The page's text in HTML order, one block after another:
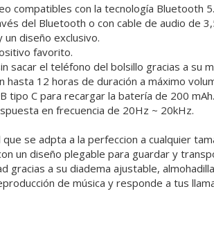
compatibles con la tecnología Bluetooth
del Bluetooth o con cable de audio de
diseño exclusivo.
favorito.
sacar el teléfono del bolsillo gracias a su
12 horas de duración a máximo
tipo C para recargar la batería de 200 mAh.
en frecuencia de 20Hz ~ 20kHz.
se adpta a la perfeccion a cualquier
un diseño plegable para guardar y
gracias a su diadema ajustable,
de música y responde a tus